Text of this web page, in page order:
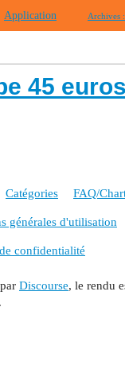
Application Archives :
45
Catégories FAQ/
générales d'utilisation
confidentialité
Discourse, le rendu